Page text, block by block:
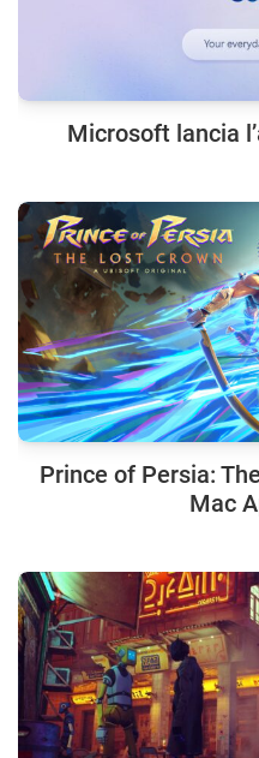
Microsoft lancia
Prince of Persia:
Mac